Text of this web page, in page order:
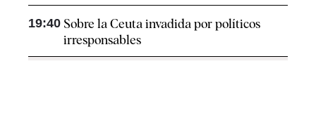
19:40 Sobre la Ceuta invadida por políticos
irresponsables